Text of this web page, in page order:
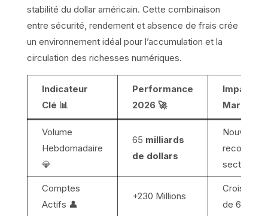
stabilité du dollar américain. Cette combinaison
entre sécurité, rendement et absence de frais crée
un environnement idéal pour l’accumulation et la
circulation des richesses numériques.
Indicateur
Clé 📊
Performance
2026 🚀
Impact
Marché 🌍
Volume
Hebdomadaire
💎
65 milliards
de dollars
Nouveau
record
secteur
Comptes
Actifs 👤
+230 Millions
de 61 %